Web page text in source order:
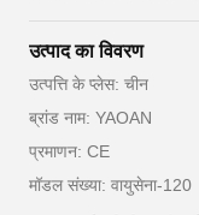
उत्पाद का विवरण
उत्पत्ति के प्लेस: चीन
ब्रांड नाम: YAOAN
प्रमाणन: CE
मॉडल संख्या: वायुसेना-120